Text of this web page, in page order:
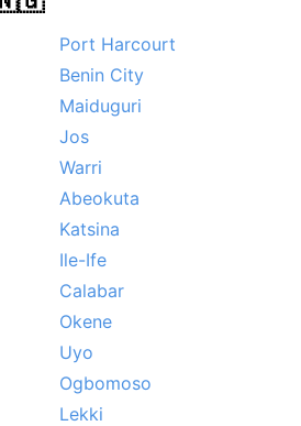
Port Harcourt
Benin City
Maiduguri
Jos
Warri
Abeokuta
Katsina
Ile-Ife
Calabar
Okene
Uyo
Ogbomoso
Lekki